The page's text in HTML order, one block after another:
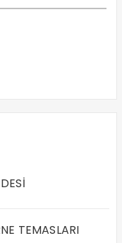
TEMASLARI